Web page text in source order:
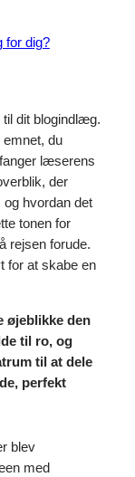
til dit blogindlæg.
emnet, du
læserens
der
hvordan det
tonen for
rejsen forude.
for at skabe en
øjeblikke den
til ro, og
til at dele
perfekt
blev
med